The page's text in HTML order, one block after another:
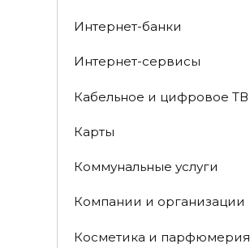
Интернет-банки
Интернет-сервисы
Кабельное и цифровое ТВ
Карты
Коммунальные услуги
Компании и организации
Косметика и парфюмерия